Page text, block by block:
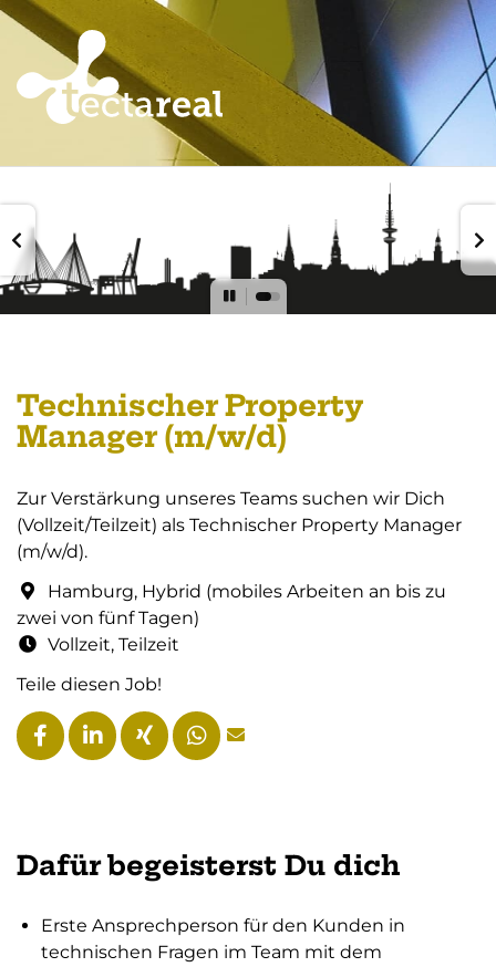
Technischer Property
Manager (m/w/d)
Zur Verstärkung unseres Teams suchen wir Dich
(Vollzeit/Teilzeit) als Technischer Property Manager
(m/w/d).
Hamburg, Hybrid (mobiles Arbeiten an bis zu
zwei von fünf Tagen)
Vollzeit, Teilzeit
Teile diesen Job!
Dafür begeisterst Du dich
Erste Ansprechperson für den Kunden in
technischen Fragen im Team mit dem